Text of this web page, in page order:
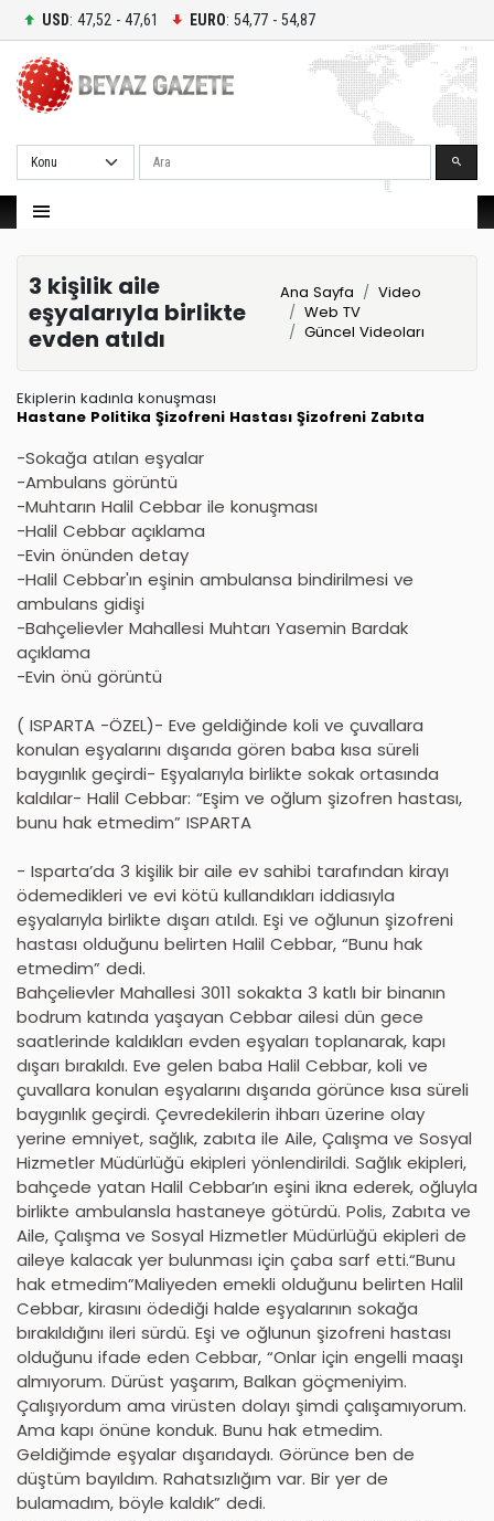
USD: 47,52 - 47,61 EURO: 54,77 - 54,87
Ara
3 kişilik aile
eşyalarıyla birlikte
evden atıldı
Ana Sayfa
Video
Web TV
Güncel Videoları
Ekiplerin kadınla konuşması
Hastane Politika Şizofreni Hastası Şizofreni Zabıta
-Sokağa atılan eşyalar
-Ambulans görüntü
-Muhtarın Halil Cebbar ile konuşması
-Halil Cebbar açıklama
-Evin önünden detay
-Halil Cebbar'ın eşinin ambulansa bindirilmesi ve
ambulans gidişi
-Bahçelievler Mahallesi Muhtarı Yasemin Bardak
açıklama
-Evin önü görüntü
( ISPARTA -ÖZEL)- Eve geldiğinde koli ve çuvallara
konulan eşyalarını dışarıda gören baba kısa süreli
baygınlık geçirdi- Eşyalarıyla birlikte sokak ortasında
kaldılar- Halil Cebbar: “Eşim ve oğlum şizofren hastası,
bunu hak etmedim” ISPARTA
- Isparta’da 3 kişilik bir aile ev sahibi tarafından kirayı
ödemedikleri ve evi kötü kullandıkları iddiasıyla
eşyalarıyla birlikte dışarı atıldı. Eşi ve oğlunun şizofreni
hastası olduğunu belirten Halil Cebbar, “Bunu hak
etmedim” dedi.
Bahçelievler Mahallesi 3011 sokakta 3 katlı bir binanın
bodrum katında yaşayan Cebbar ailesi dün gece
saatlerinde kaldıkları evden eşyaları toplanarak, kapı
dışarı bırakıldı. Eve gelen baba Halil Cebbar, koli ve
çuvallara konulan eşyalarını dışarıda görünce kısa süreli
baygınlık geçirdi. Çevredekilerin ihbarı üzerine olay
yerine emniyet, sağlık, zabıta ile Aile, Çalışma ve Sosyal
Hizmetler Müdürlüğü ekipleri yönlendirildi. Sağlık ekipleri,
bahçede yatan Halil Cebbar’ın eşini ikna ederek, oğluyla
birlikte ambulansla hastaneye götürdü. Polis, Zabıta ve
Aile, Çalışma ve Sosyal Hizmetler Müdürlüğü ekipleri de
aileye kalacak yer bulunması için çaba sarf etti.“Bunu
hak etmedim”Maliyeden emekli olduğunu belirten Halil
Cebbar, kirasını ödediği halde eşyalarının sokağa
bırakıldığını ileri sürdü. Eşi ve oğlunun şizofreni hastası
olduğunu ifade eden Cebbar, “Onlar için engelli maaşı
almıyorum. Dürüst yaşarım, Balkan göçmeniyim.
Çalışıyordum ama virüsten dolayı şimdi çalışamıyorum.
Ama kapı önüne konduk. Bunu hak etmedim.
Geldiğimde eşyalar dışarıdaydı. Görünce ben de
düştüm bayıldım. Rahatsızlığım var. Bir yer de
bulamadım, böyle kaldık” dedi.